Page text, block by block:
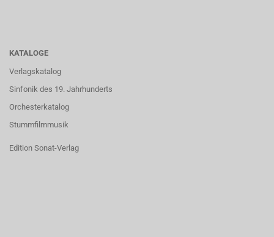
KATALOGE
Verlagskatalog
Sinfonik des 19. Jahrhunderts
Orchesterkatalog
Stummfilmmusik
Edition Sonat-Verlag